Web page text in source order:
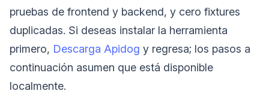
pruebas de frontend y backend, y cero fixtures
duplicadas. Si deseas instalar la herramienta
primero, Descarga Apidog y regresa; los pasos a
continuación asumen que está disponible
localmente.